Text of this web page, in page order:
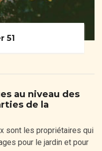
51
au niveau des
de la
sont les propriétaires qui
pour le jardin et pour